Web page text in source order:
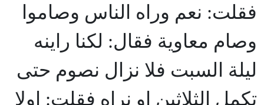
فقلت: نعم وراه الناس وصاموا
وصام معاوية فقال: لكنا راينه
ليلة السبت فلا نزال نصوم حتى
تكمل الثلاثين او نراه فقلت: اولا